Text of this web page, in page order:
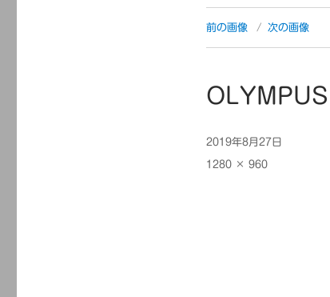
前の画像 次の画像
投
稿
2019年8月27日
フ
1280 × 960